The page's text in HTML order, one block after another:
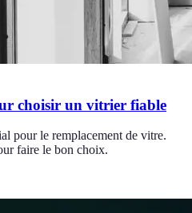
choisir un vitrier fiable
pour le remplacement de vitre.
faire le bon choix.